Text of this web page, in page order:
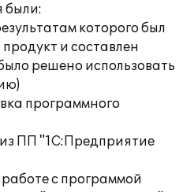
были:
которого был
и составлен
решено использовать
программного
ПП "1С:Предприятие
с программой